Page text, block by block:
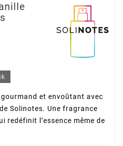
et envoûtant avec
Solinotes. Une fragrance
redéfinit l’essence même de